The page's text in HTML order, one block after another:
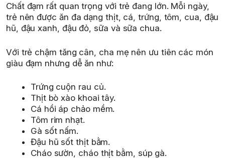
Chất đạm rất quan trọng với trẻ đang lớn. Mỗi ngày,
trẻ nên được ăn đa dạng thịt, cá, trứng, tôm, cua, đậu
hũ, đậu xanh, đậu đỏ, sữa và sữa chua.
Với trẻ chậm tăng cân, cha mẹ nên ưu tiên các món
giàu đạm nhưng dễ ăn như:
Trứng cuộn rau củ.
Thịt bò xào khoai tây.
Cá hồi áp chảo mềm.
Tôm rim nhạt.
Gà sốt nấm.
Đậu hũ sốt thịt bằm.
Cháo sườn, cháo thịt bằm, súp gà.